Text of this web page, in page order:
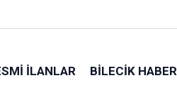
İLANLAR BILECIK HABER